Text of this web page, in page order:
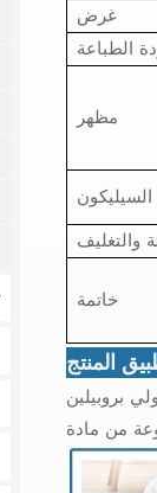
غرض
الطباعة
مظهر
السيليكون
والتغليف
خاتمة
المنتج